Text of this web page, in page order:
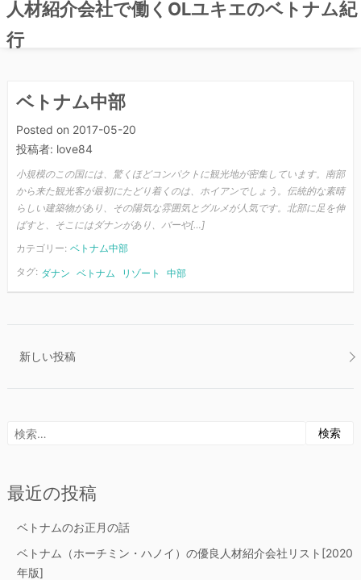
人材紹介会社で働くOLユキエのベトナム紀
行
ベトナム中部
Posted on 2017-05-20
投稿者: love84
小規模のこの国には、驚くほどコンパクトに観光地が密集しています。南部
から来た観光客が最初にたどり着くのは、ホイアンでしょう。伝統的な素晴
らしい建築物があり、その陽気な雰囲気とグルメが人気です。北部に足を伸
ばすと、そこにはダナンがあり、バーや[…]
カテゴリー: ベトナム中部
タグ: ダナン ベトナム リゾート 中部
ゲ
ー
シ
新しい投稿
検
最近の投稿
ベトナムのお正月の話
ベトナム（ホーチミン・ハノイ）の優良人材紹介会社リスト[2020
年版]